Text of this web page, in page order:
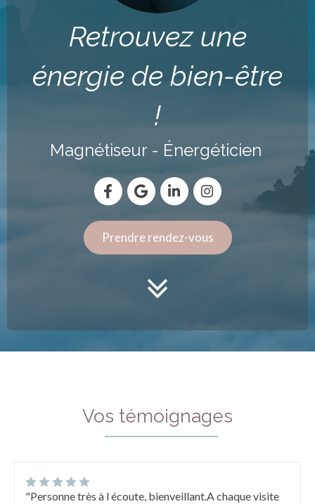
Retrouvez une
énergie de bien-être
!
Magnétiseur - Énergéticien
Prendre rendez-vous
Vos témoignages
"Personne très à l écoute, bienveillant.A chaque visite